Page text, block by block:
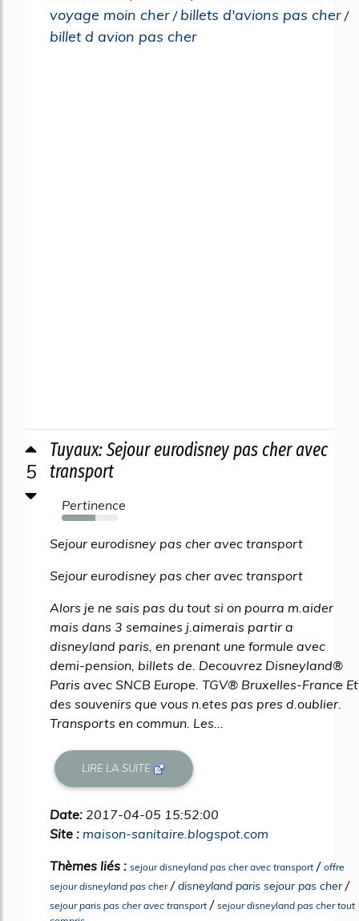
voyage moin cher / billets d'avions pas cher /
billet d avion pas cher
5
Tuyaux: Sejour eurodisney pas cher avec
transport
Pertinence
60%
Sejour eurodisney pas cher avec transport
Sejour eurodisney pas cher avec transport
Alors je ne sais pas du tout si on pourra m.aider
mais dans 3 semaines j.aimerais partir a
disneyland paris, en prenant une formule avec
demi-pension, billets de. Decouvrez Disneyland®
Paris avec SNCB Europe. TGV® Bruxelles-France Et
des souvenirs que vous n.etes pas pres d.oublier.
Transports en commun. Les...
LIRE LA SUITE
Date: 2017-04-05 15:52:00
Site : maison-sanitaire.blogspot.com
Thèmes liés : sejour disneyland pas cher avec transport/ offre
sejour disneyland pas cher/disneyland paris sejour pas cher/
sejour paris pas cher avec transport/ sejour disneyland pas cher tout